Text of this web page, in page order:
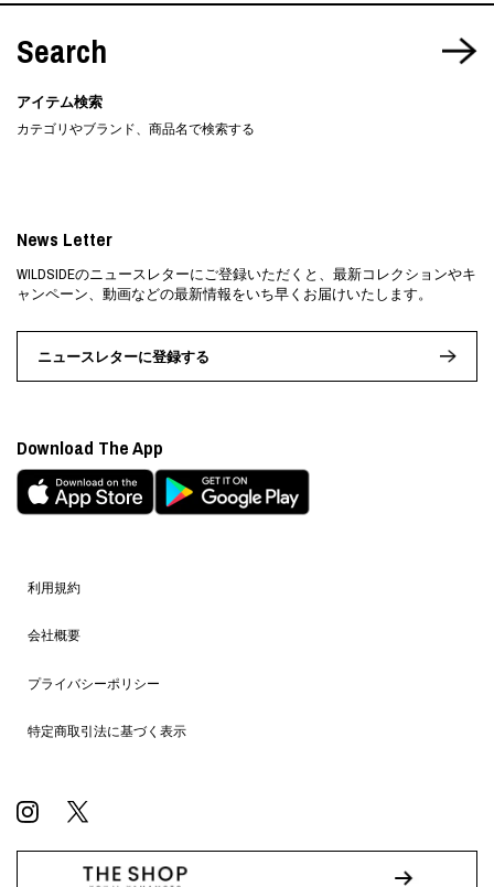
Search
アイテム検索
カテゴリやブランド、商品名で検索する
利用規約
会社概要
プライバシーポリシー
特定商取引法に基づく表示
News Letter
WILDSIDEのニュースレターにご登録いただくと、最新コレクションやキ
ャンペーン、動画などの最新情報をいち早くお届けいたします。
ニュースレターに登録する
Download The App